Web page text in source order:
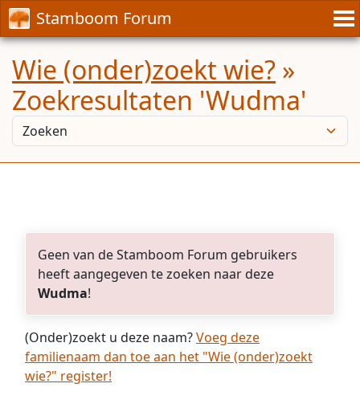
Stamboom Forum
Wie (onder)zoekt wie? »
Zoekresultaten 'Wudma'
Geen van de Stamboom Forum gebruikers
heeft aangegeven te zoeken naar deze
Wudma!
(Onder)zoekt u deze naam?Voeg deze
familienaam dan toe aan het "Wie (onder)zoekt
wie?" register!